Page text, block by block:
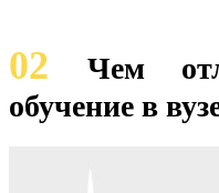
02
Чем
обучение в